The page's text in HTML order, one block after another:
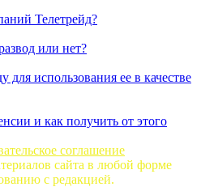
Телетрейд?
или нет?
для использования ее в качестве
и как получить от этого
соглашение
сайта в любой форме
с редакцией.